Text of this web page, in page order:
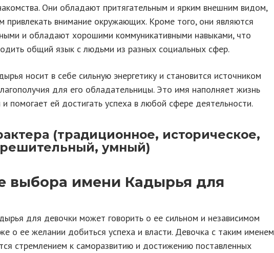
Они обладают притягательным и ярким внешним видом,
привлекать внимание окружающих. Кроме того, они являются
и обладают хорошими коммуникативными навыками, что
общий язык с людьми из разных социальных сфер.
носит в себе сильную энергетику и становится источником
для его обладательницы. Это имя наполняет жизнь
помогает ей достигать успеха в любой сфере деятельности.
(традиционное, историческое,
умный)
выбора имени Кадырья для
для девочки может говорить о ее сильном и независимом
о ее желании добиться успеха и власти. Девочка с таким именем
стремлением к саморазвитию и достижению поставленных